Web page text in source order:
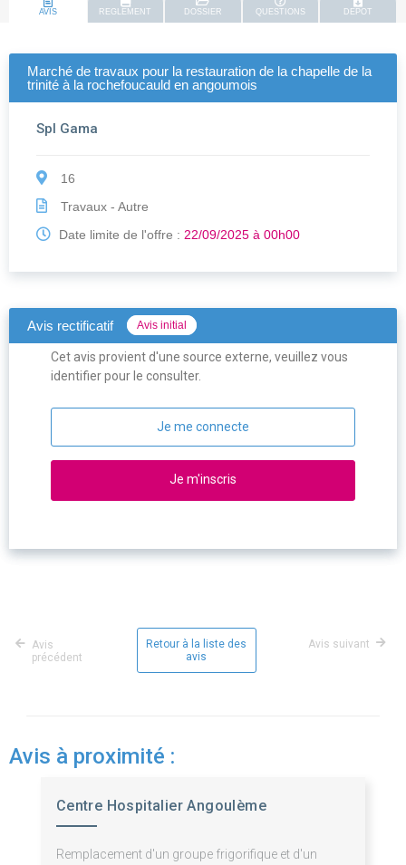
AVIS REGLEMENT DOSSIER QUESTIONS DEPOT
Marché de travaux pour la restauration de la chapelle de la
trinité à la rochefoucauld en angoumois
Spl Gama
16
Travaux - Autre
Date limite de l'offre : 22/09/2025 à 00h00
Avis rectificatif Avis initial
Cet avis provient d'une source externe, veuillez vous
identifier pour le consulter.
Je me connecte
Je m'inscris
Avis
précédent
Retour à la liste des
avis
Avis suivant
Avis à proximité :
Centre Hospitalier Angoulème
Remplacement d'un groupe frigorifique et d'un